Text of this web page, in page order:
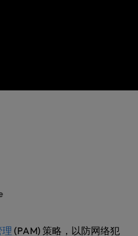
(PAM) 策略，以防网络犯